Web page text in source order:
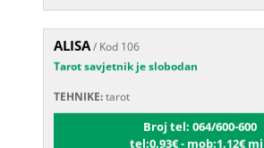
ALISA/ Kod 106
Tarot savjetnik je slobodan
Broj tel: 064/600-600
tel:0,93€ - mob:1,12€ min